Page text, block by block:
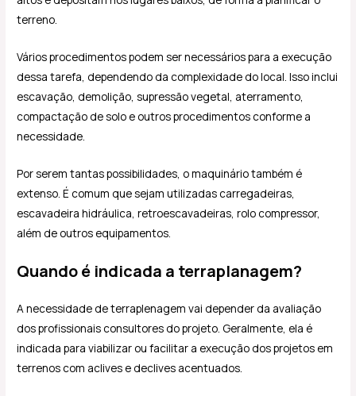
terreno.
Vários procedimentos podem ser necessários para a execução
dessa tarefa, dependendo da complexidade do local. Isso inclui
escavação, demolição, supressão vegetal, aterramento,
compactação de solo e outros procedimentos conforme a
necessidade.
Por serem tantas possibilidades, o maquinário também é
extenso. É comum que sejam utilizadas carregadeiras,
escavadeira hidráulica, retroescavadeiras, rolo compressor,
além de outros equipamentos.
Quando é indicada a terraplanagem?
A necessidade de terraplenagem vai depender da avaliação
dos profissionais consultores do projeto. Geralmente, ela é
indicada para viabilizar ou facilitar a execução dos projetos em
terrenos com aclives e declives acentuados.